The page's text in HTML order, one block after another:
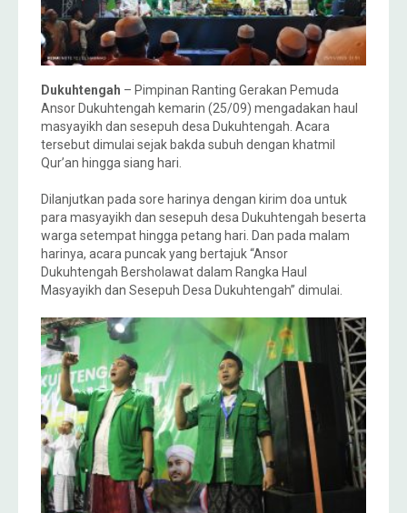
Dukuhtengah – Pimpinan Ranting Gerakan Pemuda
Ansor Dukuhtengah kemarin (25/09) mengadakan haul
masyayikh dan sesepuh desa Dukuhtengah. Acara
tersebut dimulai sejak bakda subuh dengan khatmil
Qur’an hingga siang hari.
Dilanjutkan pada sore harinya dengan kirim doa untuk
para masyayikh dan sesepuh desa Dukuhtengah beserta
warga setempat hingga petang hari. Dan pada malam
harinya, acara puncak yang bertajuk “Ansor
Dukuhtengah Bersholawat dalam Rangka Haul
Masyayikh dan Sesepuh Desa Dukuhtengah” dimulai.